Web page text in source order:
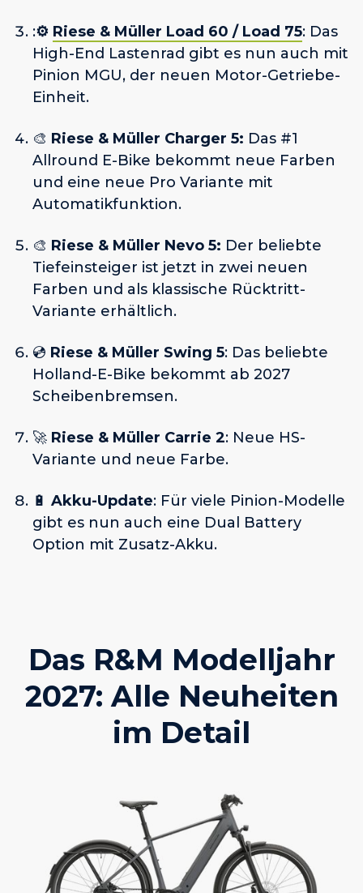
:⚙️ Riese & Müller Load 60 / Load 75: Das
High-End Lastenrad gibt es nun auch mit
Pinion MGU, der neuen Motor-Getriebe-
Einheit.
🎨 Riese & Müller Charger 5: Das #1
Allround E-Bike bekommt neue Farben
und eine neue Pro Variante mit
Automatikfunktion.
🎨 Riese & Müller Nevo 5: Der beliebte
Tiefeinsteiger ist jetzt in zwei neuen
Farben und als klassische Rücktritt-
Variante erhältlich.
💿 Riese & Müller Swing 5: Das beliebte
Holland-E-Bike bekommt ab 2027
Scheibenbremsen.
🚀 Riese & Müller Carrie 2: Neue HS-
Variante und neue Farbe.
🔋 Akku-Update: Für viele Pinion-Modelle
gibt es nun auch eine Dual Battery
Option mit Zusatz-Akku.
Das R&M Modelljahr
2027: Alle Neuheiten
im Detail